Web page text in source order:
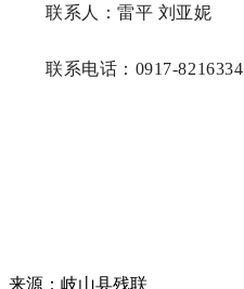
联系人：雷平 刘亚妮
联系电话：0917-8216334
来源：岐山县残联